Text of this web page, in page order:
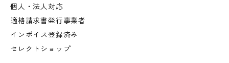
個人・法人対応
適格請求書発行事業者
インボイス登録済み
セレクトショップ